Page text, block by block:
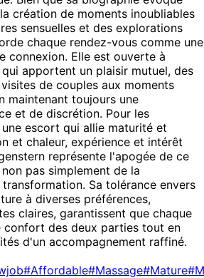
création de moments inoubliables
sensuelles et des explorations
chaque rendez-vous comme une
connexion. Elle est ouverte à
apportent un plaisir mutuel, des
de couples aux moments
maintenant toujours une
et de discrétion. Pour les
escort qui allie maturité et
et chaleur, expérience et intérêt
représente l'apogée de ce
pas simplement de la
Sa tolérance envers
à diverses préférences,
claires, garantissent que chaque
confort des deux parties tout en
d'un accompagnement raffiné.
#Affordable#Massage#Mature